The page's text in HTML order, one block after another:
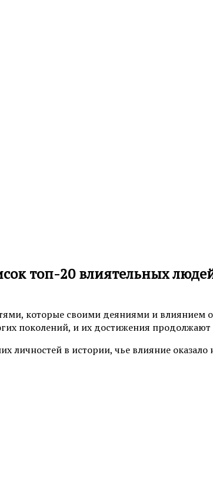
топ-20 влиятельных
которые своими деяниями и влиянием
поколений, и их достижения
личностей в истории, чье влияние